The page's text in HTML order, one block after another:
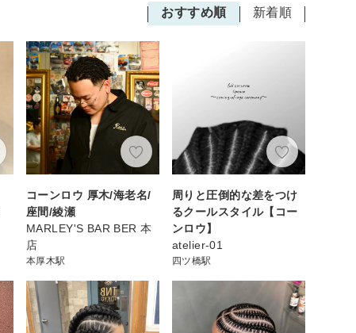
おすすめ順 新着順
コーンロウ 厚木/海老名/
座間/綾瀬
MARLEY'S BAR BER 本
店
本厚木駅
周りと圧倒的な差をつけ
るクールスタイル【コー
ンロウ】
atelier-01
四ツ橋駅